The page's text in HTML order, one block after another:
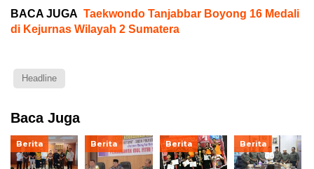
BACA JUGA Taekwondo Tanjabbar Boyong 16 Medali
di Kejurnas Wilayah 2 Sumatera
Headline
Baca Juga
Berita Berita Berita Berita